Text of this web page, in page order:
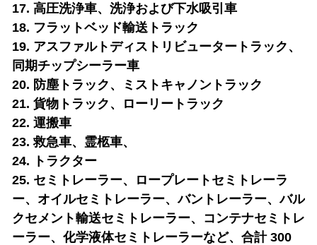
17. 高圧洗浄車、洗浄および下水吸引車
18. フラットベッド輸送トラック
19. アスファルトディストリビュータートラック、
同期チップシーラー車
20. 防塵トラック、ミストキャノントラック
21. 貨物トラック、ローリートラック
22. 運搬車
23. 救急車、霊柩車、
24. トラクター
25. セミトレーラー、ロープレートセミトレーラ
ー、オイルセミトレーラー、バントレーラー、バル
クセメント輸送セミトレーラー、コンテナセミトレ
ーラー、化学液体セミトレーラーなど、合計 300